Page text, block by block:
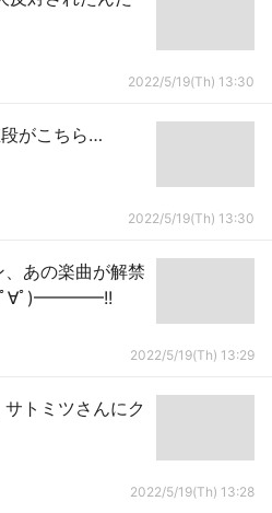
2022/5/19(Th) 13:30
段がこちら…
2022/5/19(Th) 13:30
、あの楽曲が解禁
ﾟ∀ﾟ)━━━━!!
2022/5/19(Th) 13:29
サトミツさんにク
2022/5/19(Th) 13:28